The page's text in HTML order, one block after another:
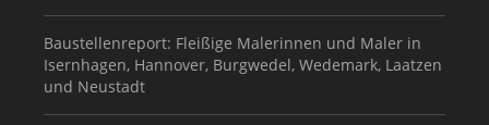
Baustellenreport: Fleißige Malerinnen und Maler in
Isernhagen, Hannover, Burgwedel, Wedemark, Laatzen
und Neustadt